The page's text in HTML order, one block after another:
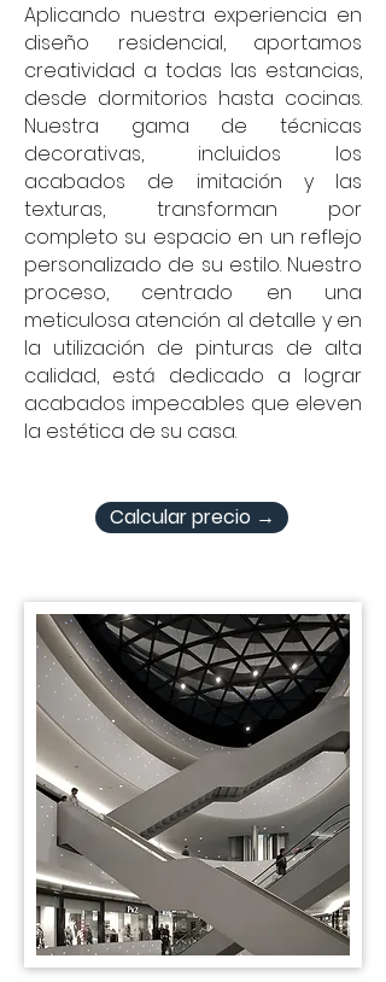
Aplicando nuestra experiencia en
diseño residencial, aportamos
creatividad a todas las estancias,
desde dormitorios hasta cocinas.
Nuestra gama de técnicas
decorativas, incluidos los
acabados de imitación y las
texturas, transforman por
completo su espacio en un reflejo
personalizado de su estilo. Nuestro
proceso, centrado en una
meticulosa atención al detalle y en
la utilización de pinturas de alta
calidad, está dedicado a lograr
acabados impecables que eleven
la estética de su casa.
Calcular precio →